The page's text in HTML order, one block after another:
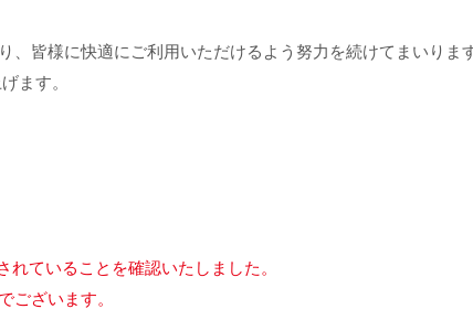
、皆様に快適にご利用いただけるよう努力を続けてまいりま
ます。
ていることを確認いたしました。
ございます。